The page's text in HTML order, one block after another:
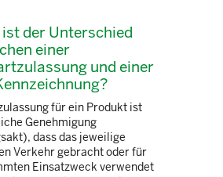
der Unterschied
einer
und einer
für ein Produkt ist
Genehmigung
dass das jeweilige
Verkehr gebracht oder für
Einsatzweck verwendet